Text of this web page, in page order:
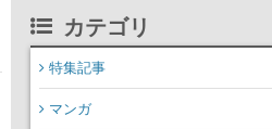
カテゴリ
特集記事
マンガ